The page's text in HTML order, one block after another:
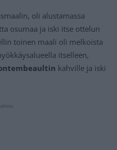
oli alustamassa
osumaa ja iski itse ottelun
toinen maali oli melkoista
itselleen,
kahville ja iski